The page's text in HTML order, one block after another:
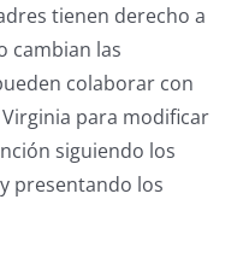
tienen derecho a
cambian las
colaborar con
para modificar
siguiendo los
presentando los